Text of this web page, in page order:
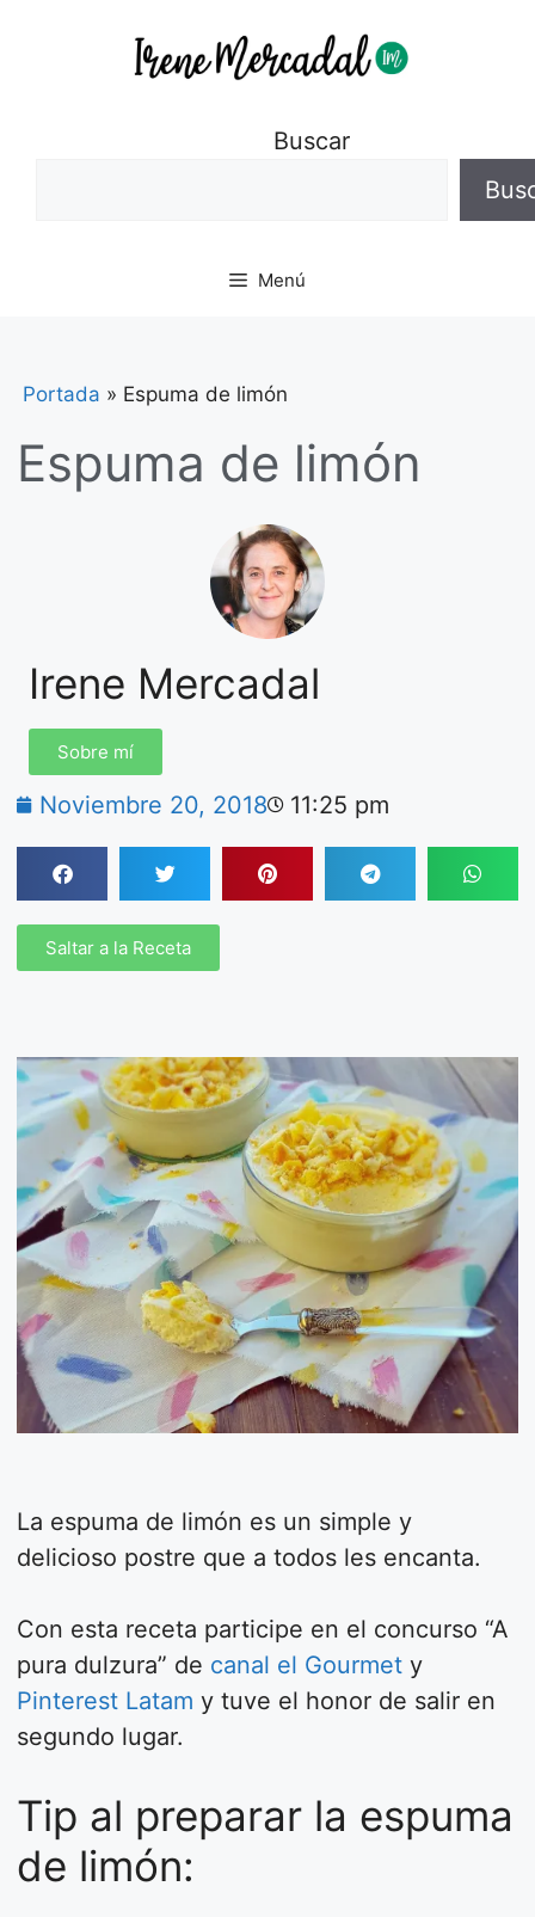
Buscar
Menú
Portada » Espuma de limón
Espuma de limón
Irene Mercadal
Sobre mí
Noviembre 20, 2018 11:25 pm
Saltar a la Receta
La espuma de limón es un simple y
delicioso postre que a todos les encanta.
Con esta receta participe en el concurso “A
pura dulzura” de canal el Gourmet y
Pinterest Latam y tuve el honor de salir en
segundo lugar.
Tip al preparar la espuma
de limón: